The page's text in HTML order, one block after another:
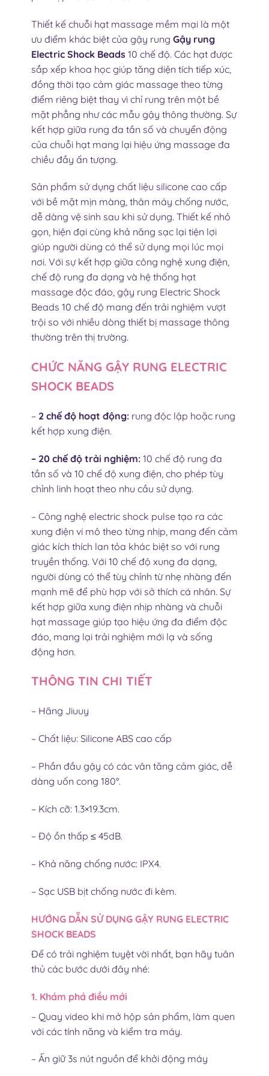
Thiết kế chuỗi hạt massage mềm mại là một
ưu điểm khác biệt của gậy rung Gậy rung
Electric Shock Beads10 chế độ. Các hạt được
sắp xếp khoa học giúp tăng diện tích tiếp xúc,
đồng thời tạo cảm giác massage theo từng
điểm riêng biệt thay vì chỉ rung trên một bề
mặt phẳng như các mẫu gậy thông thường. Sự
kết hợp giữa rung đa tần số và chuyển động
của chuỗi hạt mang lại hiệu ứng massage đa
chiều đầy ấn tượng.
Sản phẩm sử dụng chất liệu silicone cao cấp
với bề mặt mịn màng, thân máy chống nước,
dễ dàng vệ sinh sau khi sử dụng. Thiết kế nhỏ
gọn, hiện đại cùng khả năng sạc lại tiện lợi
giúp người dùng có thể sử dụng mọi lúc mọi
nơi. Với sự kết hợp giữa công nghệ xung điện,
chế độ rung đa dạng và hệ thống hạt
massage độc đáo, gậy rung Electric Shock
Beads 10 chế độ mang đến trải nghiệm vượt
trội so với nhiều dòng thiết bị massage thông
thường trên thị trường.
CHỨC NĂNG GẬY RUNG ELECTRIC
SHOCK BEADS
– 2 chế độ hoạt động:rung độc lập hoặc rung
kết hợp xung điện.
– 20 chế độ trải nghiệm:10 chế độ rung đa
tần số và 10 chế độ xung điện, cho phép tùy
chỉnh linh hoạt theo nhu cầu sử dụng.
– Công nghệ electric shock pulse tạo ra các
xung điện vi mô theo từng nhịp, mang đến cảm
giác kích thích lan tỏa khác biệt so với rung
truyền thống. Với 10 chế độ xung đa dạng,
người dùng có thể tùy chỉnh từ nhẹ nhàng đến
mạnh mẽ để phù hợp với sở thích cá nhân. Sự
kết hợp giữa xung điện nhịp nhàng và chuỗi
hạt massage giúp tạo hiệu ứng đa điểm độc
đáo, mang lại trải nghiệm mới lạ và sống
động hơn.
THÔNG TIN CHI TIẾT
– Hãng Jiuuy
– Chất liệu: Silicone ABS cao cấp
– Phần đầu gậy có các vân tăng cảm giác, dễ
dàng uốn cong 180°.
– Kích cỡ: 1.3×19.3cm.
– Độ ồn thấp ≤ 45dB.
– Khả năng chống nước: IPX4.
– Sạc USB bịt chống nước đi kèm.
HƯỚNG DẪN SỬ DỤNG GẬY RUNG ELECTRIC
SHOCK BEADS
Để có trải nghiệm tuyệt vời nhất, bạn hãy tuân
thủ các bước dưới đây nhé:
1. Khám phá điều mới
– Quay video khi mở hộp sản phẩm, làm quen
với các tính năng và kiểm tra máy.
– Ấn giữ 3s nút nguồn để khởi động máy